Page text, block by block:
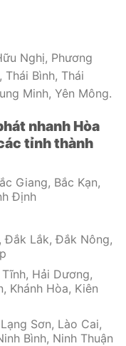
Nghị, Phương
Thái Bình, Thái
Minh, Yên Mông.
nhanh Hòa
tỉnh thành
Giang, Bắc Kạn,
Định
Đắk Lắk, Đắk Nông,
Hải Dương,
Khánh Hòa, Kiên
Sơn, Lào Cai,
Bình, Ninh Thuận